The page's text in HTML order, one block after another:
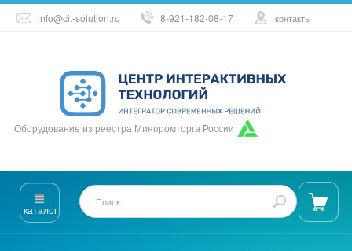
info@cit-solution.ru 8-921-182-08-17 контакты
Оборудование из реестра Минпромторга России
каталог